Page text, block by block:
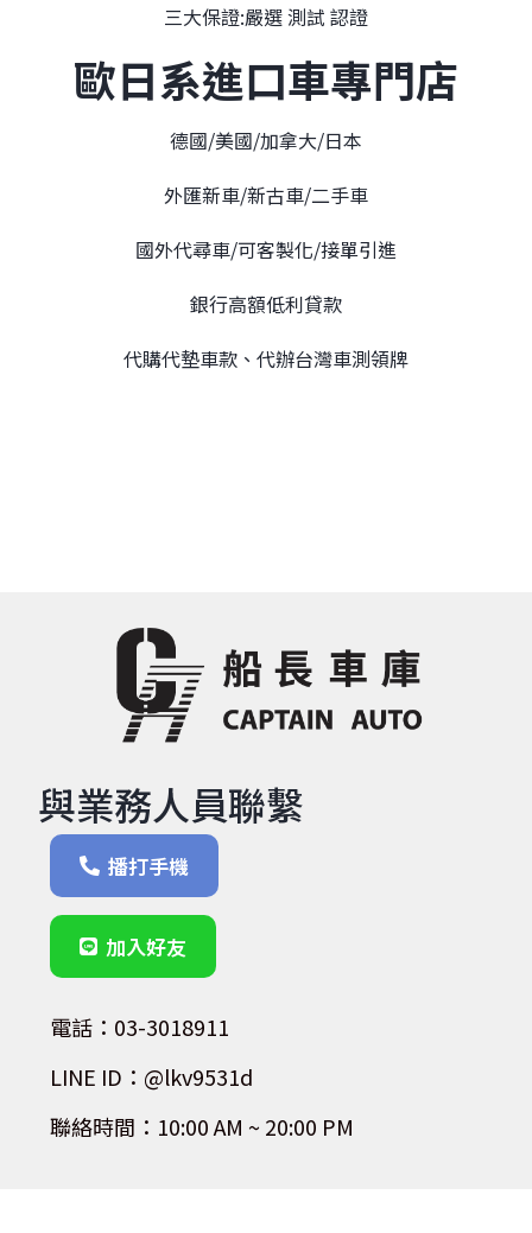
三大保證:嚴選 測試 認證
歐日系進口車專門店
德國/美國/加拿大/日本
外匯新車/新古車/二手車
國外代尋車/可客製化/接單引進
銀行高額低利貸款
代購代墊車款、代辦台灣車測領牌
與業務人員聯繫
播打手機
加入好友
電話：03-3018911
LINE ID：@lkv9531d
聯絡時間：10:00 AM ~ 20:00 PM